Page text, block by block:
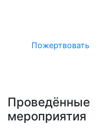
Пожертвовать
Проведённые
мероприятия